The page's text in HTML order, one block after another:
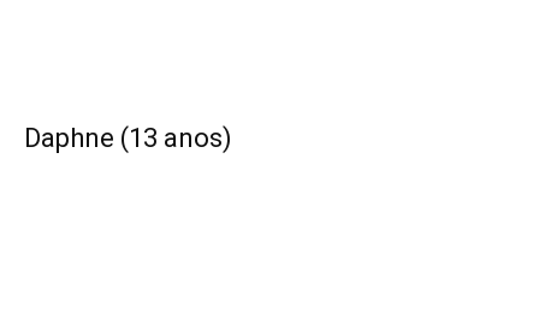
Daphne (13 anos)